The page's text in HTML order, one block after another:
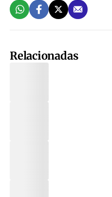
Relacionadas